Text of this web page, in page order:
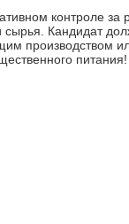
контроле
сырья. Кандидат
производством
питания!